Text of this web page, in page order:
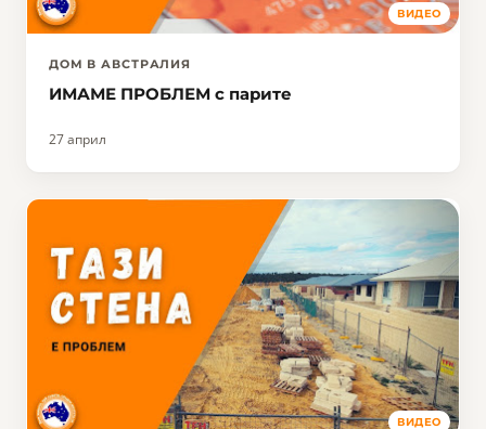
ВИДЕО
ДОМ В АВСТРАЛИЯ
ИМАМЕ ПРОБЛЕМ с парите
27 април
ВИДЕО